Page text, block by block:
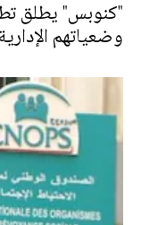
"كنوبس" يطلق
وضعياتهم الإدارية